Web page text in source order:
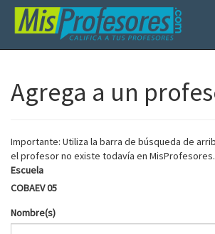
Agrega a un
Importante: Utiliza la barra de búsqueda de
el profesor no existe todavía en
Escuela
COBAEV 05
Nombre(s)